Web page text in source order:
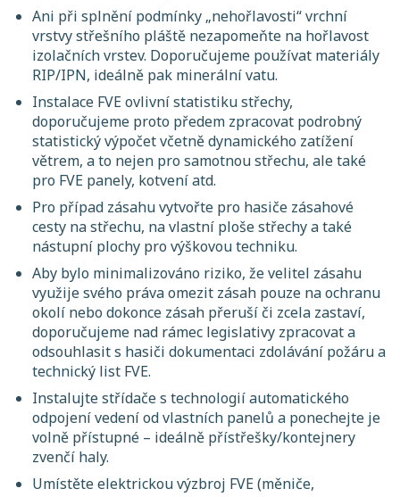
Ani při splnění podmínky „nehořlavosti“ vrchní
vrstvy střešního pláště nezapomeňte na hořlavost
izolačních vrstev. Doporučujeme používat materiály
RIP/IPN, ideálně pak minerální vatu.
Instalace FVE ovlivní statistiku střechy,
doporučujeme proto předem zpracovat podrobný
statistický výpočet včetně dynamického zatížení
větrem, a to nejen pro samotnou střechu, ale také
pro FVE panely, kotvení atd.
Pro případ zásahu vytvořte pro hasiče zásahové
cesty na střechu, na vlastní ploše střechy a také
nástupní plochy pro výškovou techniku.
Aby bylo minimalizováno riziko, že velitel zásahu
využije svého práva omezit zásah pouze na ochranu
okolí nebo dokonce zásah přeruší či zcela zastaví,
doporučujeme nad rámec legislativy zpracovat a
odsouhlasit s hasiči dokumentaci zdolávání požáru a
technický list FVE.
Instalujte střídače s technologií automatického
odpojení vedení od vlastních panelů a ponechejte je
volně přístupné – ideálně přístřešky/kontejnery
zvenčí haly.
Umístěte elektrickou výzbroj FVE (měniče,